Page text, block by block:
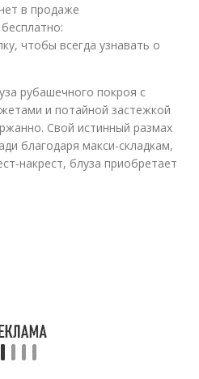
в продаже
чтобы всегда узнавать о
рубашечного покроя с
и потайной застежкой
Свой истинный размах
благодаря макси-складкам,
накрест, блуза приобретает